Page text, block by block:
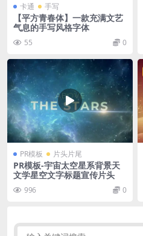
卡通 手写
【平方青春体】一款充满文艺
气息的手写风格字体
55 0
PR模板 片头片尾
PR模板-宇宙太空星系背景天
文学星空文字标题宣传片头
996 0